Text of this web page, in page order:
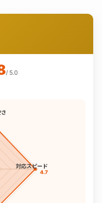
/ 5.0
対応スピード
4.7